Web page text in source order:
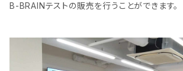
B-BRAINテストの販売を行うことができます。